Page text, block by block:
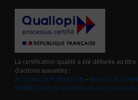
La certification qualité a été délivrée au
d’actions suivantes :
ACTIONS DE FORMATION – BILANS DE
PERMETTANT DE VALIDER LES ACQUIS DE